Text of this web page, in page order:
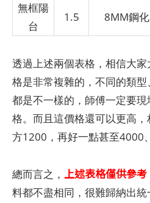
無框陽
台
1.5 8MM鋼化
透過上述兩個表格，相信大
格是非常複雜的，不同的類
都是不一樣的，師傅一定要
格。而且這價格還可以更高
方1200，再好一點甚至4000
總而言之， 上述表格僅供參考
料都不盡相同，很難歸納出